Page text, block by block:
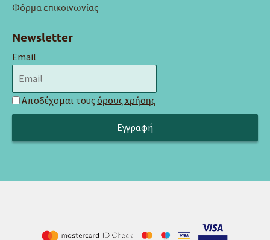
Φόρμα επικοινωνίας
Newsletter
Email
Αποδέχομαι τους όρους χρήσης